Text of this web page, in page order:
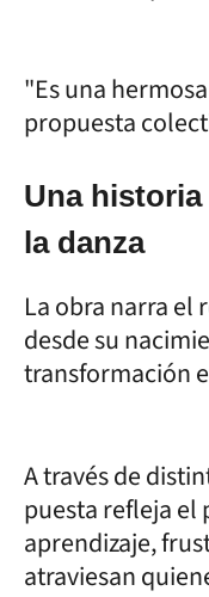
"Es una
propuesta
Una
la danza
La obra narra el
desde su
transformación
A través de
puesta refleja el
aprendizaje,
atraviesan